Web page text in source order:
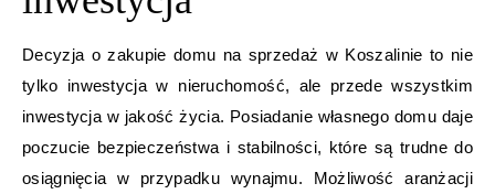
Decyzja o zakupie domu na sprzedaż w Koszalinie to nie
tylko inwestycja w nieruchomość, ale przede wszystkim
inwestycja w jakość życia. Posiadanie własnego domu daje
poczucie bezpieczeństwa i stabilności, które są trudne do
osiągnięcia w przypadku wynajmu. Możliwość aranżacji